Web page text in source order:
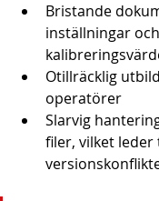
Bristande
inställningar och
Otillräcklig
operatörer
Slarvig
filer, vilket leder